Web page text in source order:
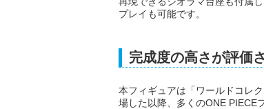
プレイも可能です。
完成度の高さが評価
本フィギュアは「ワールドコレ
場した以降、多くのONE PIECE